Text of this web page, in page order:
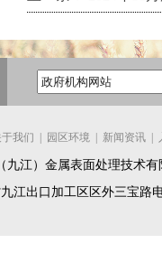
于我们 园区环境 新闻资讯
九江）金属表面处理技术有
江出口加工区区外三宝